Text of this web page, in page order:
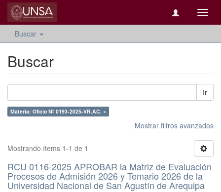
Buscar
Buscar
Ir
Materia: Oficio Nº 0193-2025-VR.AC. ×
Mostrar filtros avanzados
Mostrando ítems 1-1 de 1
RCU 0116-2025 APROBAR la Matriz de Evaluación
Procesos de Admisión 2026 y Temario 2026 de la
Universidad Nacional de San Agustín de Arequipa